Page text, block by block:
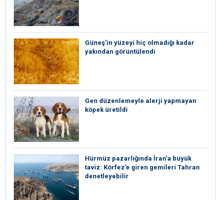
Güneş’in yüzeyi hiç olmadığı kadar
yakından görüntülendi
Gen düzenlemeyle alerji yapmayan
köpek üretildi
Hürmüz pazarlığında İran’a büyük
taviz: Körfez’e giren gemileri Tahran
denetleyebilir